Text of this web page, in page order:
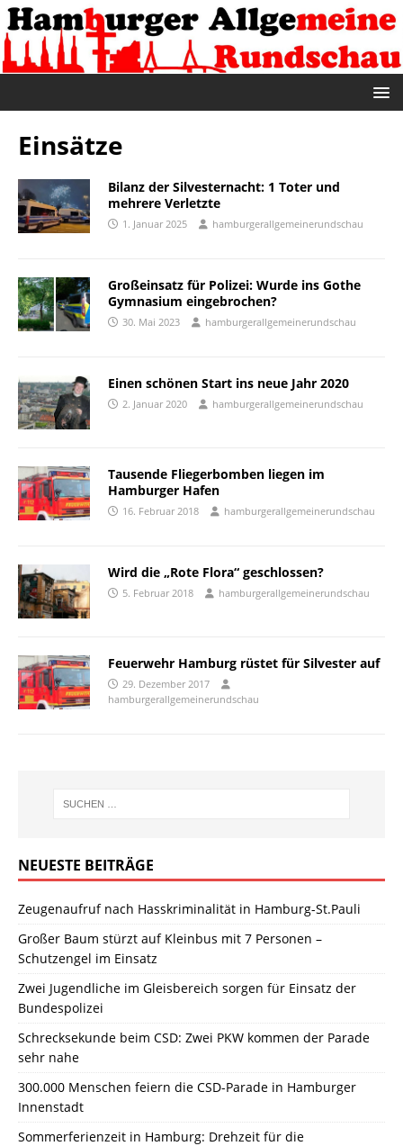
Einsätze
Bilanz der Silvesternacht: 1 Toter und
mehrere Verletzte
1. Januar 2025 hamburgerallgemeinerundschau
Großeinsatz für Polizei: Wurde ins Gothe
Gymnasium eingebrochen?
30. Mai 2023 hamburgerallgemeinerundschau
Einen schönen Start ins neue Jahr 2020
2. Januar 2020 hamburgerallgemeinerundschau
Tausende Fliegerbomben liegen im
Hamburger Hafen
16. Februar 2018 hamburgerallgemeinerundschau
Wird die „Rote Flora“ geschlossen?
5. Februar 2018 hamburgerallgemeinerundschau
Feuerwehr Hamburg rüstet für Silvester auf
29. Dezember 2017
hamburgerallgemeinerundschau
NEUESTE BEITRÄGE
Zeugenaufruf nach Hasskriminalität in Hamburg-St.Pauli
Großer Baum stürzt auf Kleinbus mit 7 Personen –
Schutzengel im Einsatz
Zwei Jugendliche im Gleisbereich sorgen für Einsatz der
Bundespolizei
Schrecksekunde beim CSD: Zwei PKW kommen der Parade
sehr nahe
300.000 Menschen feiern die CSD-Parade in Hamburger
Innenstadt
Sommerferienzeit in Hamburg: Drehzeit für die